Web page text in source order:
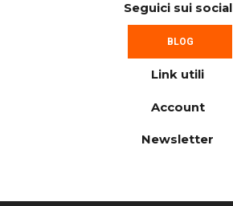
Seguici sui social
BLOG
Link utili
Account
Newsletter